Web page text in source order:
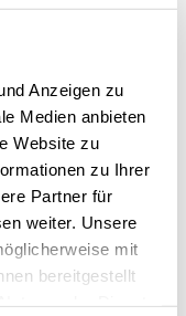
Anzeigen zu
Medien anbieten
Website zu
zu Ihrer
Partner für
weiter. Unsere
mit
bereitgestellt